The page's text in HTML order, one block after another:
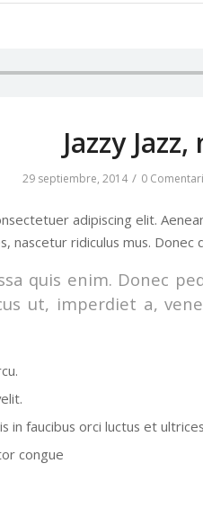
Jazzy
29 septiembre, 2014 / 0
adipiscing elit.
nascetur ridiculus mus.
quis enim. Donec
ut, imperdiet a,
in faucibus orci luctus et
congue